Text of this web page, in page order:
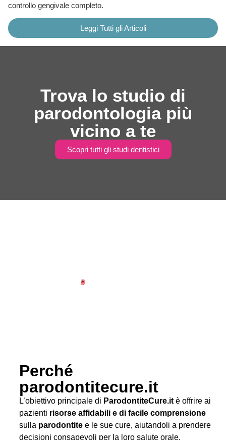
controllo gengivale completo.
Leggi Tutti gli Articoli
Trova lo studio di
parodontologia più
vicino a te
Scopri tutti gli studi dentistici
Perché
parodontitecure.it
L’obiettivo principale di ParodontiteCure.it è offrire ai
pazienti risorse affidabili e di facile comprensione
sulla parodontite e le sue cure, aiutandoli a prendere
decisioni consapevoli per la loro salute orale.